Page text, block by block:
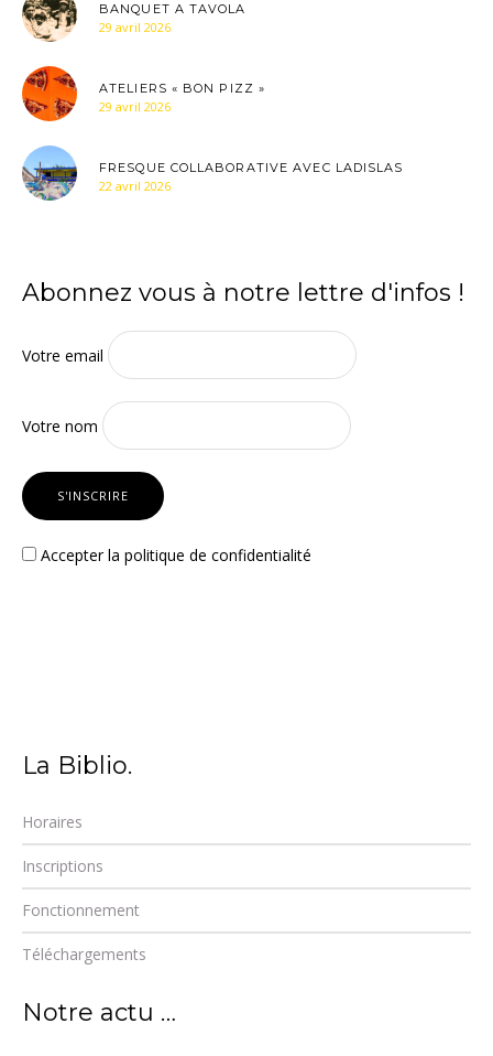
BANQUET A TAVOLA
29 avril 2026
ATELIERS « BON PIZZ »
29 avril 2026
FRESQUE COLLABORATIVE AVEC LADISLAS
22 avril 2026
Abonnez vous à notre lettre d'infos !
Votre email
Votre nom
Accepter la politique de confidentialité
La Biblio.
Horaires
Inscriptions
Fonctionnement
Téléchargements
Notre actu …